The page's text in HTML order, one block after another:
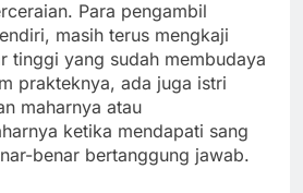
Para pengambil
masih terus mengkaji
tinggi yang sudah membudaya
prakteknya, ada juga istri
maharnya atau
ketika mendapati sang
benar bertanggung jawab.